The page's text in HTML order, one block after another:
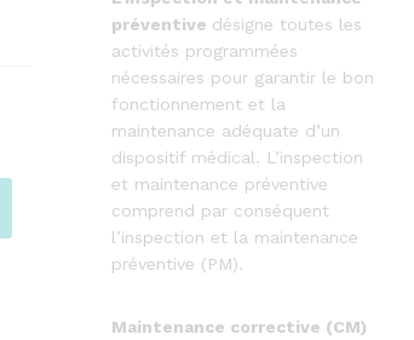
préventive désigne toutes les
activités programmées
nécessaires pour garantir le bon
fonctionnement et la
maintenance adéquate d’un
dispositif médical. L’inspection
et maintenance préventive
comprend par conséquent
l’inspection et la maintenance
préventive (PM).
Maintenance corrective (CM)